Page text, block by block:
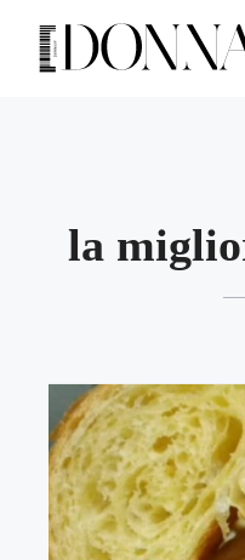
contenuto
la